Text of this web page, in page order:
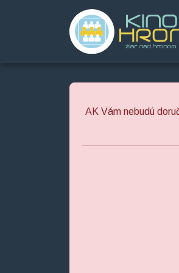
AK Vám nebudú